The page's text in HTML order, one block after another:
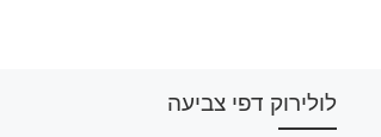
לולירוק דפי צביעה